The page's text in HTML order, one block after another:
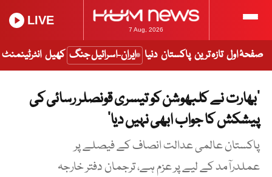
7 Aug, 2026
LIVE
صفحۂ اول تازہ ترین پاکستان دنیا ایران-اسرائیل جنگ کھیل انٹرٹینمنٹ
‘بھارت نے کلبھوشن کو تیسری قونصلر رسائی کی
پیشکش کا جواب ابھی نہیں دیا’
پاکستان عالمی عدالت انصاف کے فیصلے پر
عملدرآمد کے لیے پر عزم ہے، ترجمان دفتر خارجہ